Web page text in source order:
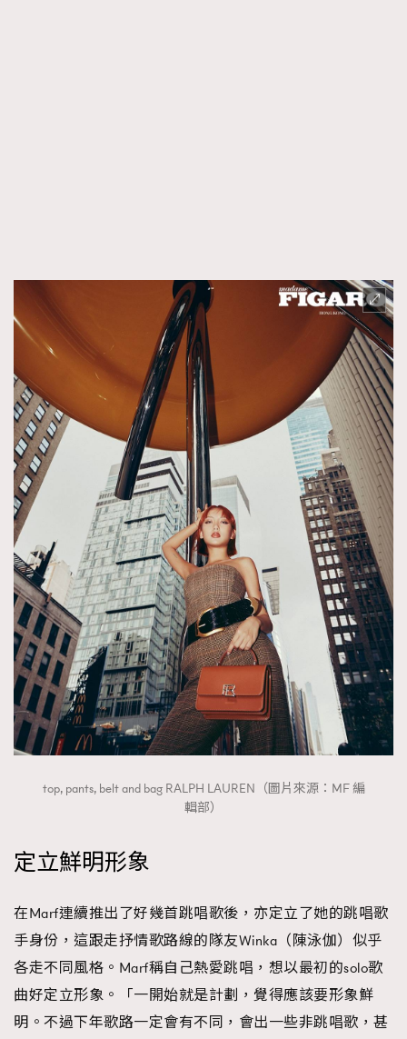
top, pants, belt and bag RALPH LAUREN（圖片來源：MF 編
輯部）
定立鮮明形象
在Marf連續推出了好幾首跳唱歌後，亦定立了她的跳唱歌
手身份，這跟走抒情歌路線的隊友Winka（陳泳伽）似乎
各走不同風格。Marf稱自己熱愛跳唱，想以最初的solo歌
曲好定立形象。「一開始就是計劃，覺得應該要形象鮮
明。不過下年歌路一定會有不同，會出一些非跳唱歌，甚